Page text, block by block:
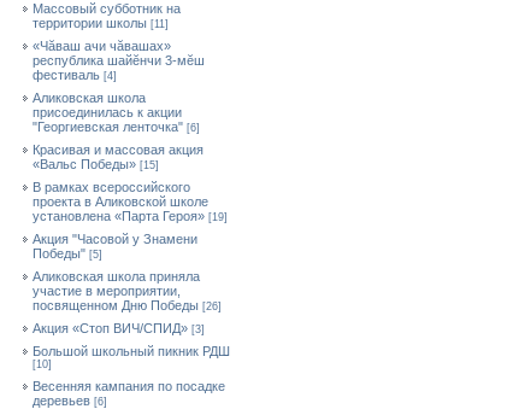
Массовый субботник на
территории школы [11]
«Чăваш ачи чăвашах»
республика шайĕнчи 3-мĕш
фестиваль [4]
Аликовская школа
присоединилась к акции
"Георгиевская ленточка" [6]
Красивая и массовая акция
«Вальс Победы» [15]
В рамках всероссийского
проекта в Аликовской школе
установлена «Парта Героя» [19]
Акция "Часовой у Знамени
Победы" [5]
Аликовская школа приняла
участие в мероприятии,
посвященном Дню Победы [26]
Акция «Стоп ВИЧ/СПИД» [3]
Большой школьный пикник РДШ
[10]
Весенняя кампания по посадке
деревьев [6]